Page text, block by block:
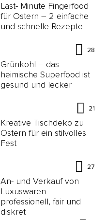
Last- Minute Fingerfood
für Ostern – 2 einfache
und schnelle Rezepte
28
Grünkohl – das
heimische Superfood ist
gesund und lecker
21
Kreative Tischdeko zu
Ostern für ein stilvolles
Fest
27
An- und Verkauf von
Luxuswaren –
professionell, fair und
diskret